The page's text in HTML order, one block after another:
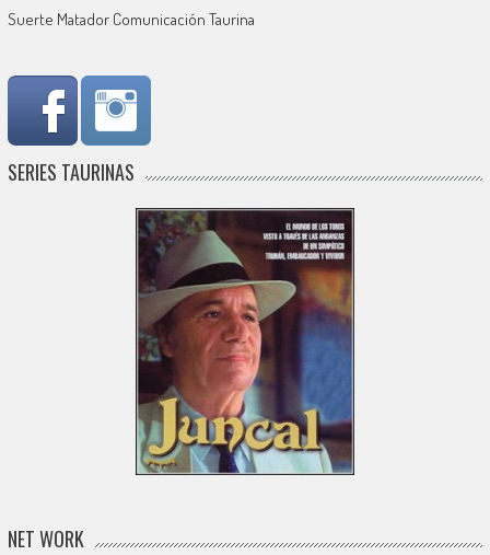
Suerte Matador Comunicación Taurina
SERIES TAURINAS
NET WORK